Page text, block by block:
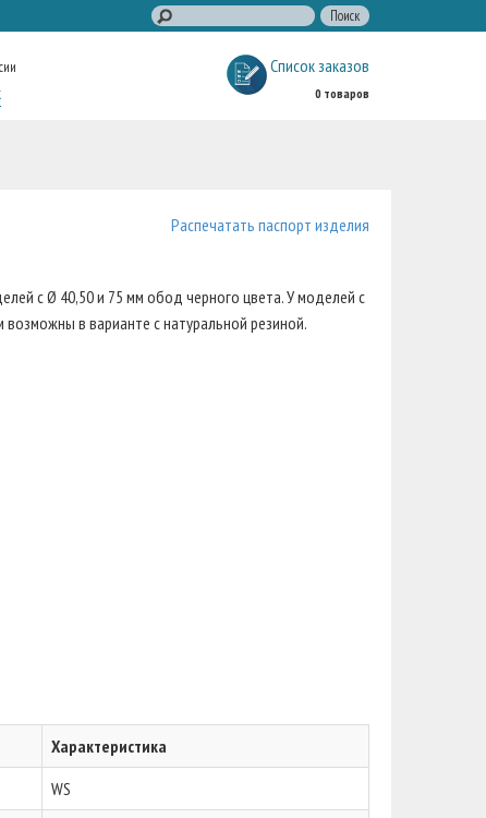
Список заказов
0 товаров
Распечатать паспорт изделия
с Ø 40,50 и 75 мм обод черного цвета. У моделей с
возможны в варианте с натуральной резиной.
Характеристика
WS